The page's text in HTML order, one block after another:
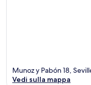
Munoz y Pabón 18,
Vedi sulla mappa